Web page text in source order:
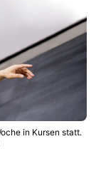
in Kursen statt.